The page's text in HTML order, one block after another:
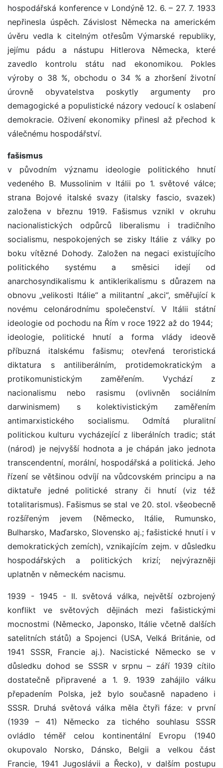
hospodářská konference v Londýně 12. 6. – 27. 7. 1933
nepřinesla úspěch. Závislost Německa na americkém
úvěru vedla k citelným otřesům Výmarské republiky,
jejímu pádu a nástupu Hitlerova Německa, které
zavedlo kontrolu státu nad ekonomikou. Pokles
výroby o 38 %, obchodu o 34 % a zhoršení životní
úrovně obyvatelstva poskytly argumenty pro
demagogické a populistické názory vedoucí k oslabení
demokracie. Oživení ekonomiky přinesl až přechod k
válečnému hospodářství.
fašismus
v původním významu ideologie politického hnutí
vedeného B. Mussolinim v Itálii po 1. světové válce;
strana Bojové italské svazy (italsky fascio, svazek)
založena v březnu 1919. Fašismus vznikl v okruhu
nacionalistických odpůrců liberalismu i tradičního
socialismu, nespokojených se zisky Itálie z války po
boku vítězné Dohody. Založen na negaci existujícího
politického systému a směsici idejí od
anarchosyndikalismu k antiklerikalismu s důrazem na
obnovu „velikosti Itálie“ a militantní „akci“, směřující k
novému celonárodnímu společenství. V Itálii státní
ideologie od pochodu na Řím v roce 1922 až do 1944;
ideologie, politické hnutí a forma vlády ideově
příbuzná italskému fašismu; otevřená teroristická
diktatura s antiliberálním, protidemokratickým a
protikomunistickým zaměřením. Vychází z
nacionalismu nebo rasismu (ovlivněn sociálním
darwinismem) s kolektivistickým zaměřením
antimarxistického socialismu. Odmítá pluralitní
politickou kulturu vycházející z liberálních tradic; stát
(národ) je nejvyšší hodnota a je chápán jako jednota
transcendentní, morální, hospodářská a politická. Jeho
řízení se většinou odvíjí na vůdcovském principu a na
diktatuře jedné politické strany či hnutí (viz též
totalitarismus). Fašismus se stal ve 20. stol. všeobecně
rozšířeným jevem (Německo, Itálie, Rumunsko,
Bulharsko, Maďarsko, Slovensko aj.; fašistické hnutí i v
demokratických zemích), vznikajícím zejm. v důsledku
hospodářských a politických krizí; nejvýrazněji
uplatněn v německém nacismu.
1939 - 1945 - II. světová válka, největší ozbrojený
konflikt ve světových dějinách mezi fašistickými
mocnostmi (Německo, Japonsko, Itálie včetně dalších
satelitních států) a Spojenci (USA, Velká Británie, od
1941 SSSR, Francie aj.). Nacistické Německo se v
důsledku dohod se SSSR v srpnu – září 1939 cítilo
dostatečně připravené a 1. 9. 1939 zahájilo válku
přepadením Polska, jež bylo současně napadeno i
SSSR. Druhá světová válka měla čtyři fáze: v první
(1939 – 41) Německo za tichého souhlasu SSSR
ovládlo téměř celou kontinentální Evropu (1940
okupovalo Norsko, Dánsko, Belgii a velkou část
Francie, 1941 Jugoslávii a Řecko), v dalším postupu